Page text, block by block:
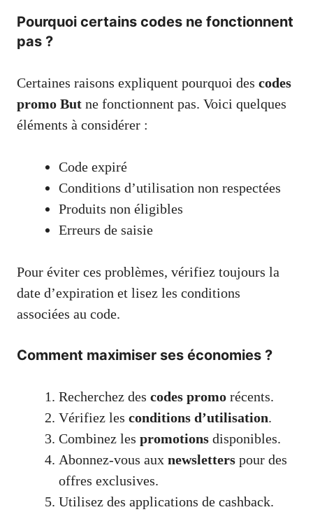
Pourquoi certains codes ne fonctionnent
pas ?
Certaines raisons expliquent pourquoi des codes
promo But ne fonctionnent pas. Voici quelques
éléments à considérer :
Code expiré
Conditions d’utilisation non respectées
Produits non éligibles
Erreurs de saisie
Pour éviter ces problèmes, vérifiez toujours la
date d’expiration et lisez les conditions
associées au code.
Comment maximiser ses économies ?
Recherchez des codes promo récents.
Vérifiez les conditions d’utilisation.
Combinez les promotions disponibles.
Abonnez-vous aux newsletters pour des
offres exclusives.
Utilisez des applications de cashback.